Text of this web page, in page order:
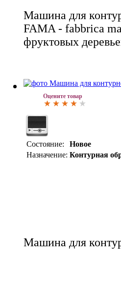
Машина для
FAMA - fabbrica
фруктовых
Оцените товар
Состояние:
Новое
Назначение: Контурная
Машина для